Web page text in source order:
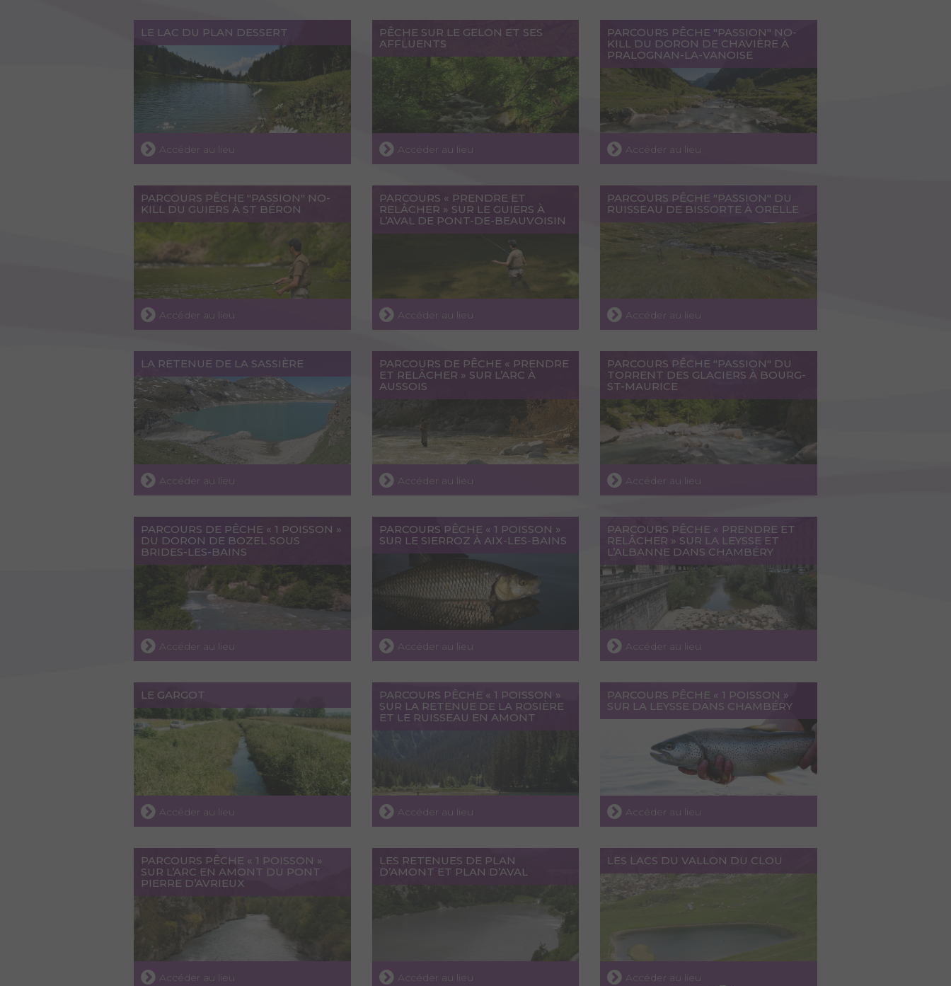
LE LAC DU PLAN DESSERT
Accéder au lieu
PÊCHE SUR LE GELON ET SES
AFFLUENTS
Accéder au lieu
PARCOURS PÊCHE "PASSION" NO-
KILL DU DORON DE CHAVIÈRE À
PRALOGNAN-LA-VANOISE
Accéder au lieu
PARCOURS PÊCHE "PASSION" NO-
KILL DU GUIERS À ST BÉRON
Accéder au lieu
PARCOURS « PRENDRE ET
RELÂCHER » SUR LE GUIERS À
L’AVAL DE PONT-DE-BEAUVOISIN
Accéder au lieu
PARCOURS PÊCHE "PASSION" DU
RUISSEAU DE BISSORTE À ORELLE
Accéder au lieu
LA RETENUE DE LA SASSIÈRE
Accéder au lieu
PARCOURS DE PÊCHE « PRENDRE
ET RELÂCHER » SUR L’ARC À
AUSSOIS
Accéder au lieu
PARCOURS PÊCHE "PASSION" DU
TORRENT DES GLACIERS À BOURG-
ST-MAURICE
Accéder au lieu
PARCOURS DE PÊCHE « 1 POISSON »
DU DORON DE BOZEL SOUS
BRIDES-LES-BAINS
Accéder au lieu
PARCOURS PÊCHE « 1 POISSON »
SUR LE SIERROZ À AIX-LES-BAINS
Accéder au lieu
PARCOURS PÊCHE « PRENDRE ET
RELÂCHER » SUR LA LEYSSE ET
L’ALBANNE DANS CHAMBÉRY
Accéder au lieu
LE GARGOT
Accéder au lieu
PARCOURS PÊCHE « 1 POISSON »
SUR LA RETENUE DE LA ROSIÈRE
ET LE RUISSEAU EN AMONT
Accéder au lieu
PARCOURS PÊCHE « 1 POISSON »
SUR LA LEYSSE DANS CHAMBÉRY
Accéder au lieu
PARCOURS PÊCHE « 1 POISSON »
SUR L’ARC EN AMONT DU PONT
PIERRE D’AVRIEUX
Accéder au lieu
LES RETENUES DE PLAN
D’AMONT ET PLAN D’AVAL
Accéder au lieu
LES LACS DU VALLON DU CLOU
Accéder au lieu